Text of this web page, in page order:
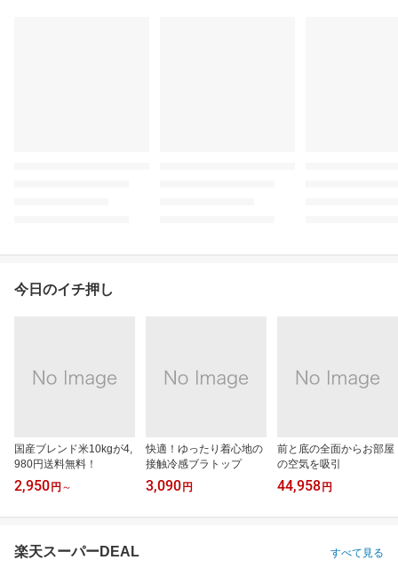
今日のイチ押し
国産ブレンド米10kgが4,
980円送料無料！
2,950 円 ～
快適！ゆったり着心地の
接触冷感ブラトップ
3,090 円
前と底の全面からお部屋
の空気を吸引
44,958 円
楽天スーパーDEAL すべて見る